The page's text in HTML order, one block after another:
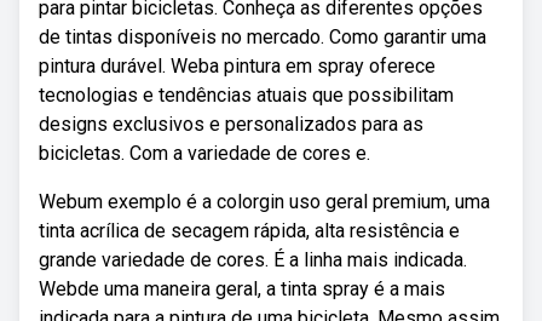
para pintar bicicletas. Conheça as diferentes opções
de tintas disponíveis no mercado. Como garantir uma
pintura durável. Weba pintura em spray oferece
tecnologias e tendências atuais que possibilitam
designs exclusivos e personalizados para as
bicicletas. Com a variedade de cores e.
Webum exemplo é a colorgin uso geral premium, uma
tinta acrílica de secagem rápida, alta resistência e
grande variedade de cores. É a linha mais indicada.
Webde uma maneira geral, a tinta spray é a mais